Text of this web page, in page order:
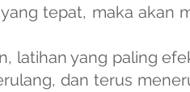
tepat, maka akan
latihan yang paling
dan terus